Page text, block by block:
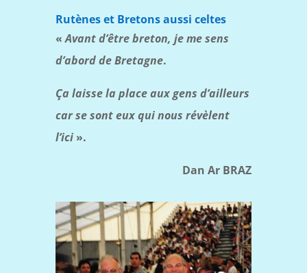
Rutènes et Bretons aussi celtes
«Avant d’être breton, je me sens
d’abord de Bretagne.
Ça laisse la place aux gens d’ailleurs
car se sont eux qui nous révèlent
l’ici».
Dan Ar BRAZ